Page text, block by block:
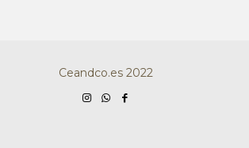
Ceandco.es 2022